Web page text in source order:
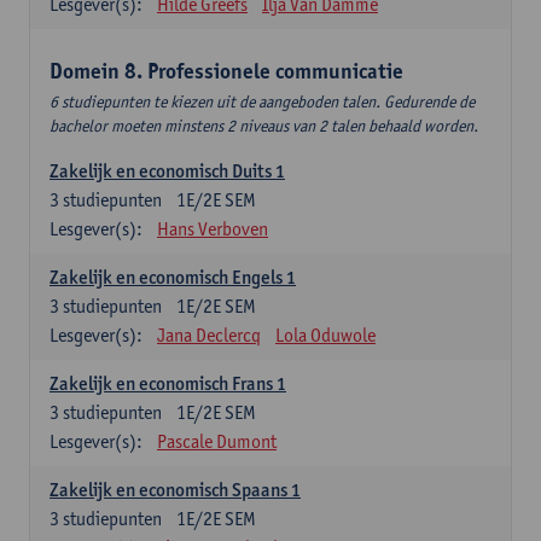
Domein 8. Professionele communicatie
6 studiepunten te kiezen uit de aangeboden talen. Gedurende de
bachelor moeten minstens 2 niveaus van 2 talen behaald worden.
Zakelijk en economisch Duits 1
1E/2E SEM
3 studiepunten
Lesgever(s):
Hans Verboven
Zakelijk en economisch Engels 1
1E/2E SEM
3 studiepunten
Lesgever(s):
Jana Declercq Lola Oduwole
Zakelijk en economisch Frans 1
1E/2E SEM
3 studiepunten
Lesgever(s):
Pascale Dumont
Zakelijk en economisch Spaans 1
1E/2E SEM
3 studiepunten